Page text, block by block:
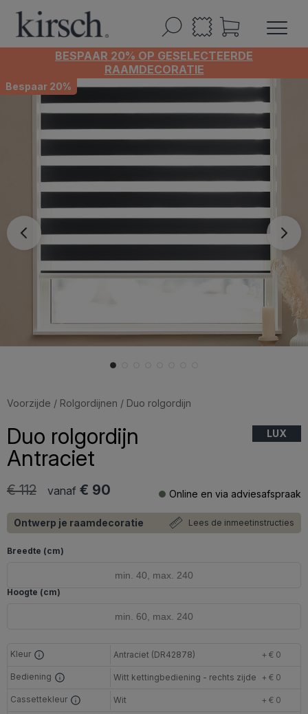
BESPAAR 20% OP GESELECTEERDE
RAAMDECORATIE
Bespaar 20%
Voorzijde / Rolgordijnen / Duo rolgordijn
Duo rolgordijn
Antraciet
LUX
vanaf € 90
€ 112 Online en via adviesafspraak
Ontwerp je raamdecoratie Lees de inmeetinstructies
Breedte (cm)
Hoogte (cm)
Kleur Antraciet (DR42878) + € 0
Bediening Witt kettingbediening - rechts zijde + € 0
Cassettekleur Wit
+ € 0